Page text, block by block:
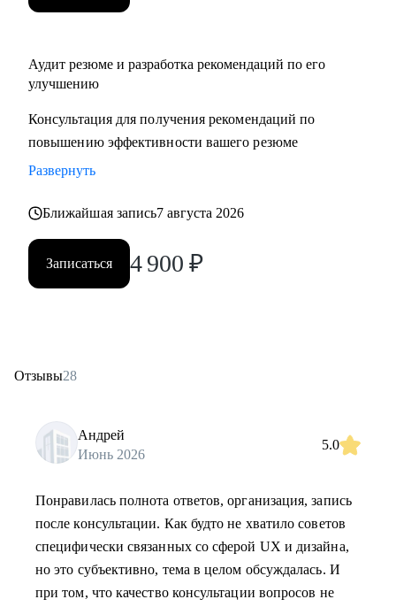
Аудит резюме и разработка рекомендаций по его
улучшению
Консультация для получения рекомендаций по
повышению эффективности вашего резюме
Развернуть
Ближайшая запись7 августа 2026
Записаться 4 900 ₽
Отзывы28
Андрей
Июнь 2026
5.0
Понравилась полнота ответов, организация, запись
после консультации. Как будто не хватило советов
специфически связанных со сферой UX и дизайна,
но это субъективно, тема в целом обсуждалась. И
при том, что качество консультации вопросов не